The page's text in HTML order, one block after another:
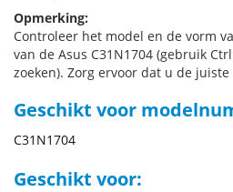
Opmerking:
Controleer het model en de vorm
van de Asus C31N1704 (gebruik
zoeken). Zorg ervoor dat u de
Geschikt voor
C31N1704
Geschikt voor: